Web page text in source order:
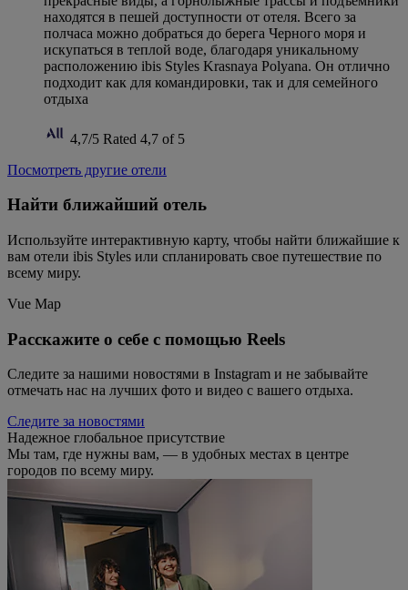
находятся в пешей доступности от отеля. Всего за
полчаса можно добраться до берега Черного моря и
искупаться в теплой воде, благодаря уникальному
расположению ibis Styles Krasnaya Polyana. Он отлично
подходит как для командировки, так и для семейного
отдыха
4,7/5 Rated 4,7 of 5
Посмотреть другие отели
Найти ближайший отель
Используйте интерактивную карту, чтобы найти ближайшие к
вам отели ibis Styles или спланировать свое путешествие по
всему миру.
Vue Map
Расскажите о себе с помощью Reels
Следите за нашими новостями в Instagram и не забывайте
отмечать нас на лучших фото и видео с вашего отдыха.
Следите за новостями
Надежное глобальное присутствие
Мы там, где нужны вам, — в удобных местах в центре
городов по всему миру.